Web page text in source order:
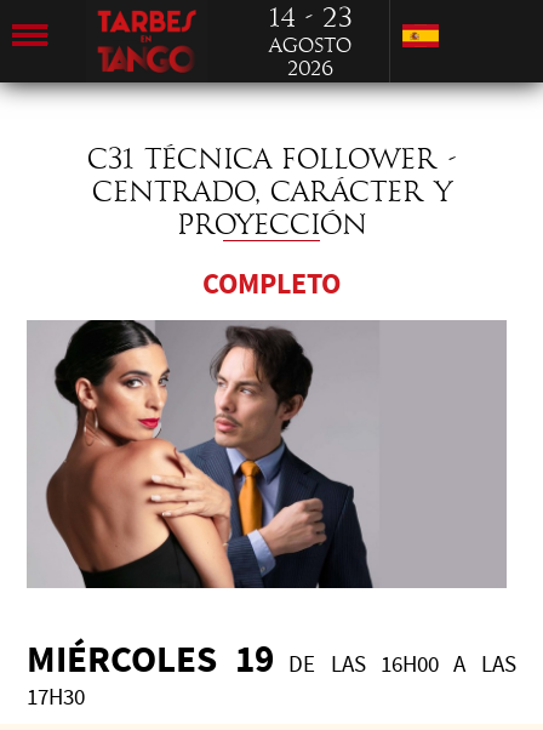
14 - 23
Agosto
2026
C31 TÉCNICA FOLLOWER -
CENTRADO, CARÁCTER Y
PROYECCIÓN
COMPLETO
MIÉRCOLES 19 DE LAS 16H00 A LAS
17H30